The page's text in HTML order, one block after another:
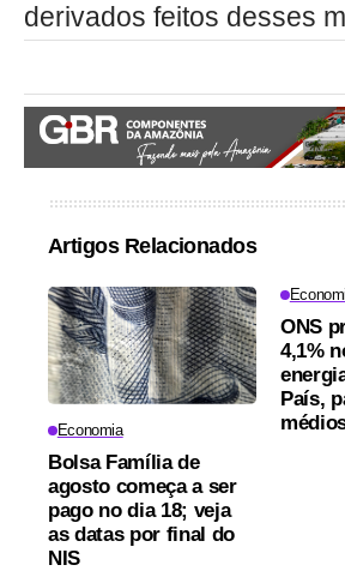
derivados feitos desses
Artigos Relacionados
Economia
Bolsa Família de
agosto começa a ser
pago no dia 18; veja
as datas por final do
NIS
ONS
4,1%
País,